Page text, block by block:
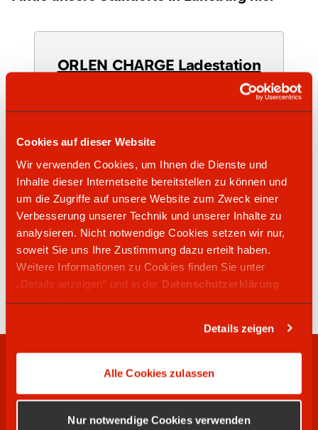
Cookies auf dieser Website
Wir verwenden Cookies, um Ihnen die Dienste und
Inhalte dieser Internetseite bereitstellen zu können und
um die Zugriffe auf unsere Website zum Zweck einer
Verbesserung unserer Technik und unserer Inhalte zu
analysieren. Nicht notwendige Cookies setzen wir nur,
soweit Sie uns Ihre Zustimmung dazu erteilt haben.
Weitere Informationen zu Cookies finden Sie unter
„Details anzeigen“ und in der Datenschutzerklärung
dieser Website.
Details zeigen
Alle Cookies zulassen
Nur notwendige Cookies verwenden
ORLEN CHARGE Ladestation
04121 47508000
21337Lüneburg
ORLEN Tankstelle
04131 851471
Auf den Blöcken 6
21337Lüneburg
RECHTLICHES
WIR SUCHEN